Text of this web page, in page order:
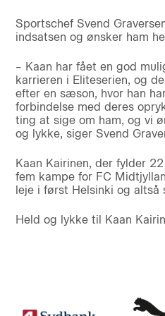
Sportschef Svend
indsatsen og ønsker ham
– Kaan har fået en god
karrieren i Eliteserien, og
efter en sæson, hvor han
forbindelse med deres
ting at sige om ham, og vi
og lykke, siger Svend
Kaan Kairinen, der fylder
fem kampe for FC
leje i først Helsinki og altså
Held og lykke til Kaan